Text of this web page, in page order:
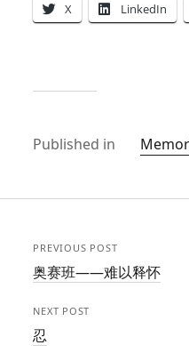
X LinkedIn
Published in
PREVIOUS POST
奥赛班——难以释怀
NEXT POST
忍